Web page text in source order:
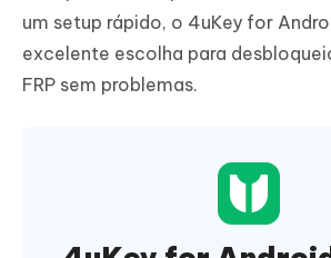
um setup rápido, o 4uKey for
excelente escolha para
FRP sem problemas.